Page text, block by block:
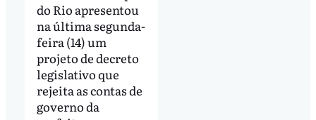
do Rio apresentou
na última segunda-
feira (14) um
projeto de decreto
legislativo que
rejeita as contas de
governo da